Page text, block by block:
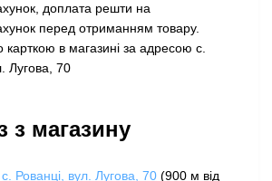
доплата решти на
перед отриманням товару.
карткою в магазині за адресою с.
Лугова, 70
з магазину
с. Рованці, вул. Лугова, 70 (900 м від